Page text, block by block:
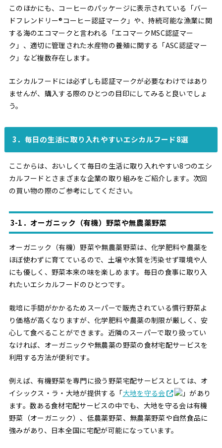
このほかにも、コーヒーのパッケージに表示されている「バー
ドフレンドリー®コーヒー認証マーク」や、持続可能な漁業に関
する海のエコマークと言われる「エコマークMSC認証マー
ク」、適切に管理された水産物の養殖に関する「ASC認証マー
ク」など複数存在します。
エシカルフードには必ずしも認証マークが必要なわけではあり
ませんが、購入する際のひとつの目印にしてみると良いでしょ
う。
3．毎日の生活に取り入れやすいエシカルフード8選
ここからは、おいしくて毎日の生活に取り入れやすい8つのエシ
カルフードとさまざまな企業の取り組みをご紹介します。次回
の買い物の際のご参考にしてください。
3-1．オーガニック（有機）野菜や無農薬野菜
オーガニック（有機）野菜や無農薬野菜は、化学肥料や農薬を
ほぼ使わずに育てているので、土壌や水質を汚染せず環境や人
にも優しく、野菜本来の味を楽しめます。毎日の食事に取り入
れたいエシカルフードのひとつです。
栽培に手間がかかるためスーパーで販売されている慣行野菜よ
り価格が高くなりますが、化学肥料や農薬の制限が厳しく、安
心して食べることができます。近隣のスーパーで取り扱ってい
なければ、オーガニックや無農薬の野菜の食材宅配サービスを
利用する方法が便利です。
例えば、有機野菜を専門に扱う野菜宅配サービスとしては、オ
イシックス・ラ・大地が提供する「大地を守る会
」があり
ます。数ある食材宅配サービスの中でも、大地を守る会は有機
野菜（オーガニック）、低農薬野菜、無農薬野菜や自然食品に
強みがあり、日本全国に宅配が可能になっています。